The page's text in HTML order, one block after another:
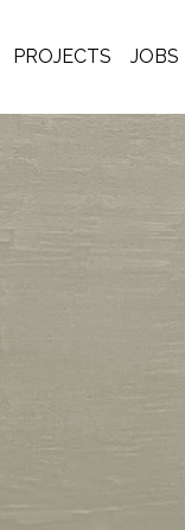
PROJECTS JOBS